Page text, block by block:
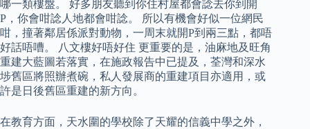
哪一類樓盤。 好多朋友聽到你住村屋都會諗去你到開
P，你會咁諗人地都會咁諗。 所以有機會好似一位網民
咁，撞著鄰居係派對動物，一周末就開P到兩三點，都唔
好話唔嘈。 八文樓好唔好住 更重要的是，油麻地及旺角
重建大藍圖若落實，在施政報告中已提及，荃灣和深水
埗舊區將照辦煮碗，私人發展商的重建項目亦適用，或
許是日後舊區重建的新方向。
在教育方面，天水圍的學校除了天耀的信義中學之外，